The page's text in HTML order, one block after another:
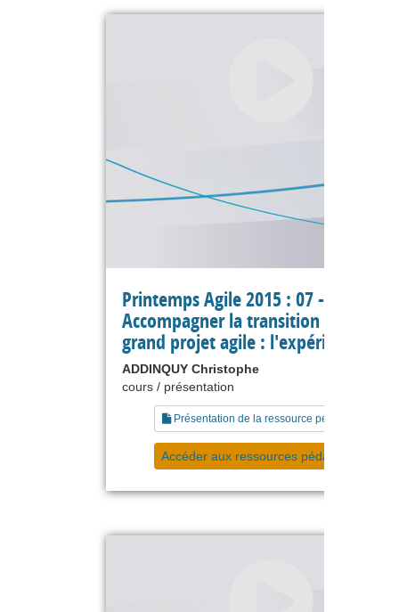
Printemps Agile 2015 : 07 -
Accompagner la transition agile d’un
grand projet agile : l'expérience
ADDINQUY Christophe
cours / présentation
Présentation de la ressource pédagogique
Accéder aux ressources pédagogiques